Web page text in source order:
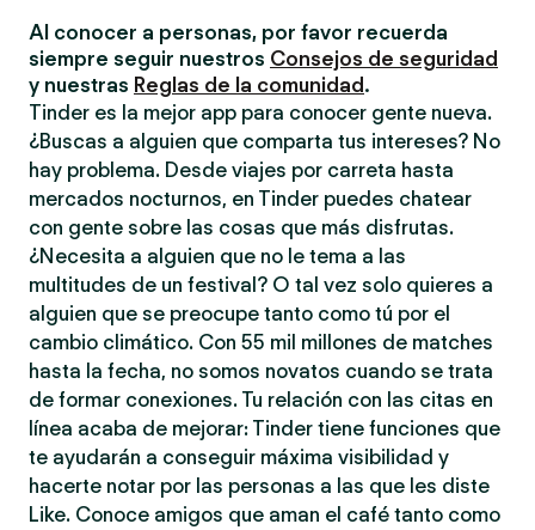
Al conocer a personas, por favor recuerda
siempre seguir nuestros Consejos de seguridad
y nuestras Reglas de la comunidad .
Tinder es la mejor app para conocer gente nueva.
¿Buscas a alguien que comparta tus intereses? No
hay problema. Desde viajes por carreta hasta
mercados nocturnos, en Tinder puedes chatear
con gente sobre las cosas que más disfrutas.
¿Necesita a alguien que no le tema a las
multitudes de un festival? O tal vez solo quieres a
alguien que se preocupe tanto como tú por el
cambio climático. Con 55 mil millones de matches
hasta la fecha, no somos novatos cuando se trata
de formar conexiones. Tu relación con las citas en
línea acaba de mejorar: Tinder tiene funciones que
te ayudarán a conseguir máxima visibilidad y
hacerte notar por las personas a las que les diste
Like. Conoce amigos que aman el café tanto como